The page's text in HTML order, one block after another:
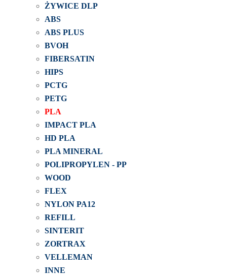
ŻYWICE DLP
ABS
ABS PLUS
BVOH
FIBERSATIN
HIPS
PCTG
PETG
PLA
IMPACT PLA
HD PLA
PLA MINERAL
POLIPROPYLEN - PP
WOOD
FLEX
NYLON PA12
REFILL
SINTERIT
ZORTRAX
VELLEMAN
INNE